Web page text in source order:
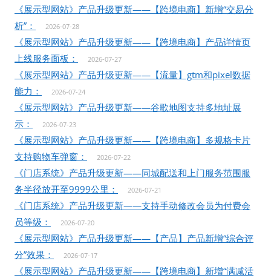
《展示型网站》产品升级更新——【跨境电商】新增“交易分
析”：
2026-07-28
《展示型网站》产品升级更新——【跨境电商】产品详情页
上线服务面板：
2026-07-27
《展示型网站》产品升级更新——【流量】gtm和pixel数据
能力：
2026-07-24
《展示型网站》产品升级更新——谷歌地图支持多地址展
示：
2026-07-23
《展示型网站》产品升级更新——【跨境电商】多规格卡片
支持购物车弹窗：
2026-07-22
《门店系统》产品升级更新——同城配送和上门服务范围服
务半径放开至9999公里：
2026-07-21
《门店系统》产品升级更新——支持手动修改会员为付费会
员等级：
2026-07-20
《展示型网站》产品升级更新——【产品】产品新增“综合评
分”效果：
2026-07-17
《展示型网站》产品升级更新——【跨境电商】新增“满减活